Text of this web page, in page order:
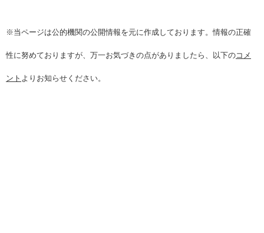
※当ページは公的機関の公開情報を元に作成しております。情報の正確
性に努めておりますが、万一お気づきの点がありましたら、以下のコメ
ント よりお知らせください。